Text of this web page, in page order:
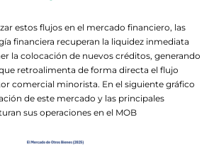
estos flujos en el mercado financiero, las
financiera recuperan la liquidez inmediata
la colocación de nuevos créditos, generando
retroalimenta de forma directa el flujo
comercial minorista. En el siguiente gráfico
de este mercado y las principales
sus operaciones en el MOB